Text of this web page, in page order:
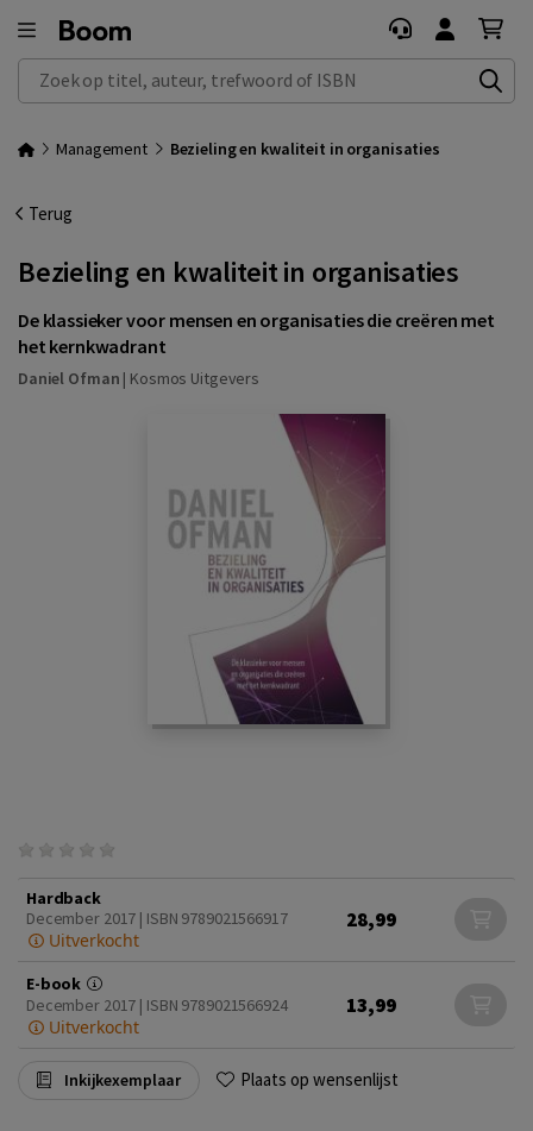
Zoek op titel, auteur, trefwoord of ISBN
Management Bezieling en kwaliteit in organisaties
Terug
Bezieling en kwaliteit in organisaties
De klassieker voor mensen en organisaties die creëren met
het kernkwadrant
Daniel Ofman | Kosmos Uitgevers
Hardback
December 2017 | ISBN 9789021566917
Uitverkocht
28,99
E-book
December 2017 | ISBN 9789021566924
Uitverkocht
13,99
Inkijkexemplaar Plaats op wensenlijst